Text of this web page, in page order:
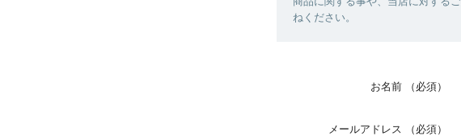
ねください。
お名前 （必須）
メールアドレス （必須）